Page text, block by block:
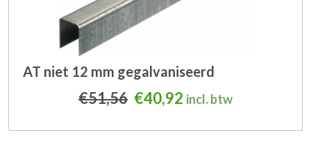
AT niet 12 mm gegalvaniseerd
€51,56 Oorspronkelijke prijs
€40,92 Huidige prijs is:
incl. btw